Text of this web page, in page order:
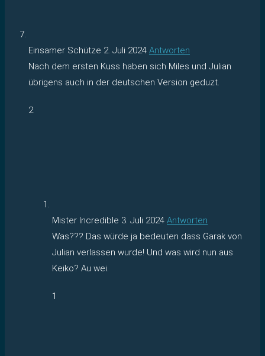
Einsamer Schütze 2. Juli 2024 Antworten
Nach dem ersten Kuss haben sich Miles und Julian
übrigens auch in der deutschen Version geduzt.
2
Mister Incredible 3. Juli 2024 Antworten
Was??? Das würde ja bedeuten dass Garak von
Julian verlassen wurde! Und was wird nun aus
Keiko? Au wei.
1